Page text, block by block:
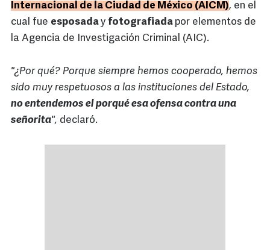
Internacional de la Ciudad de México (AICM), en el
cual fue esposaday fotografiada por elementos de
la Agencia de Investigación Criminal (AIC).
"¿Por qué? Porque siempre hemos cooperado, hemos
sido muy respetuosos a las instituciones del Estado,
no entendemos el porqué esa ofensa contra una
señorita", declaró.